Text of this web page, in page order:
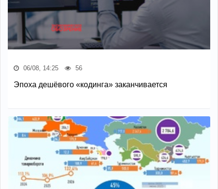
06/08, 14:25 56
Эпоха дешёвого «кодинга» заканчивается